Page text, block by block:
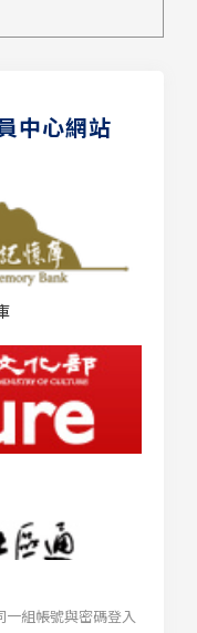
中心網站
組帳號與密碼登入